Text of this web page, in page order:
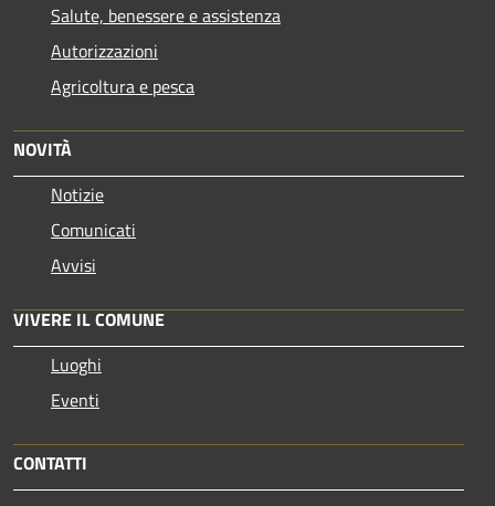
Salute, benessere e assistenza
Autorizzazioni
Agricoltura e pesca
NOVITÀ
Notizie
Comunicati
Avvisi
VIVERE IL COMUNE
Luoghi
Eventi
CONTATTI